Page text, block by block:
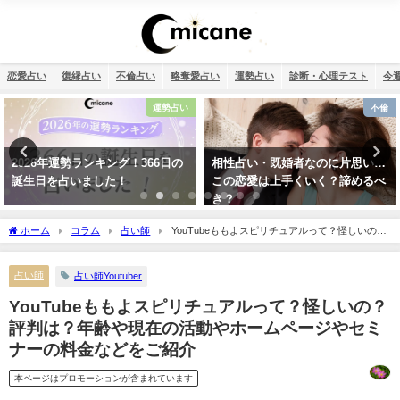
恋愛占い 復縁占い 不倫占い 略奪愛占い 運勢占い 診断・心理テスト 今
運勢占い
2026年運勢ランキング！366日の
誕生日を占いました！
不倫
相性占い・既婚者なのに片思い…
この恋愛は上手くいく？諦めるべ
き？
ホーム コラム 占い師
YouTubeももよスピリチュアルって？怪しいの？
評判は？年齢や現在の活動やホームページやセミナーの料金などをご紹介
占い師 占い師Youtuber
YouTubeももよスピリチュアルって？怪しいの？
評判は？年齢や現在の活動やホームページやセミ
ナーの料金などをご紹介
本ページはプロモーションが含まれています